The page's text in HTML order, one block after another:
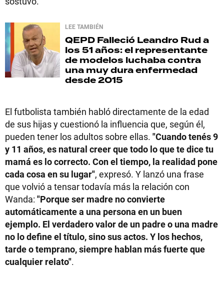
LEE TAMBIÉN
QEPD Falleció Leandro Rud a
los 51 años: el representante
de modelos luchaba contra
una muy dura enfermedad
desde 2015
El futbolista también habló directamente de la edad
de sus hijas y cuestionó la influencia que, según él,
pueden tener los adultos sobre ellas. "Cuando tenés 9
y 11 años, es natural creer que todo lo que te dice tu
mamá es lo correcto. Con el tiempo, la realidad pone
cada cosa en su lugar", expresó. Y lanzó una frase
que volvió a tensar todavía más la relación con
Wanda: "Porque ser madre no convierte
automáticamente a una persona en un buen
ejemplo. El verdadero valor de un padre o una madre
no lo define el título, sino sus actos. Y los hechos,
tarde o temprano, siempre hablan más fuerte que
cualquier relato".